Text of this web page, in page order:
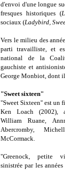
d'envoi d'une longue
fresques historiques (
sociaux (Ladybird,
Vers le milieu des
parti travailliste, et
national de la
gauchiste et
George Monbiot, dont
"Sweet sixteen"
"Sweet Sixteen" est un
Ken Loach (2002),
William Ruane,
Abercromby,
McCormack.
"Greenock, petite
sinistrée par les